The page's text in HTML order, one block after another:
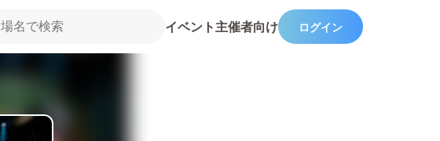
イベント主催者向け ログイン